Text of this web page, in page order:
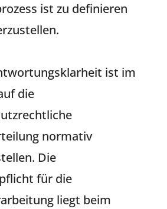
ist zu definieren
ist im
die
normativ
Die
für die
liegt beim